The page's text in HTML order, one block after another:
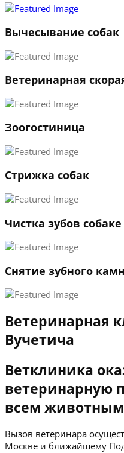
2
→
Вычесывание собак
Ветеринарная
Зоогостиница
Стрижка собак
Чистка зубов
Снятие зубного
Ветеринарная
Вучетича
Ветклиника
ветеринарную
всем
Вызов ветеринара
Москве и ближайшему